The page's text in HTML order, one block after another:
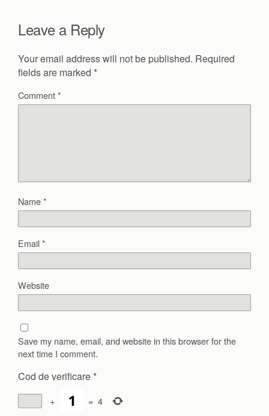
Leave a Reply
Your email address will not be published. Required
fields are marked *
Comment*
Name*
Email*
Website
Save my name, email, and website in this browser for the
next time I comment.
Cod de verificare *
+ = 4